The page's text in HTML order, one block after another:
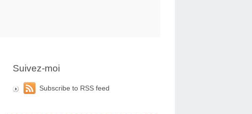
Suivez-moi
Subscribe to RSS feed